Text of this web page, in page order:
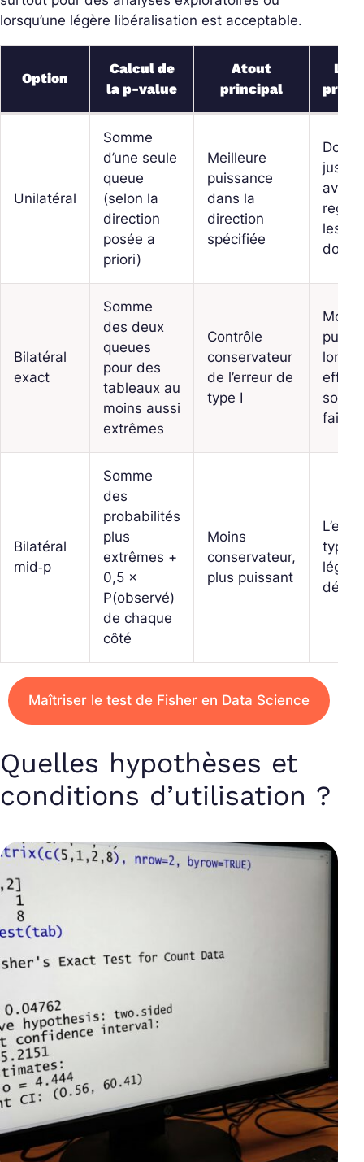
lorsqu’une légère libéralisation est acceptable.
Option
Calcul de
la p‑value
Atout
principal
Unilatéral
Somme
d’une seule
queue
(selon la
direction
posée a
priori)
Meilleure
puissance
dans la
direction
spécifiée
Doit
avant
les
Bilatéral
exact
Somme
des deux
queues
pour des
tableaux au
moins aussi
extrêmes
Contrôle
conservateur
de l’erreur de
type I
Moins
sont
Bilatéral
mid‑p
Somme
des
probabilités
plus
extrêmes +
0,5 ×
P(observé)
de chaque
côté
Moins
conservateur,
plus puissant
type I
Maîtriser le test de Fisher en Data Science
Quelles hypothèses et
conditions d’utilisation ?